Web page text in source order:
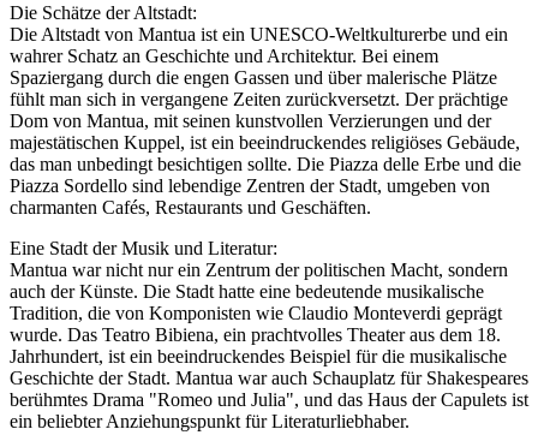
Die Schätze der Altstadt:
Die Altstadt von Mantua ist ein UNESCO-Weltkulturerbe und ein
wahrer Schatz an Geschichte und Architektur. Bei einem
Spaziergang durch die engen Gassen und über malerische Plätze
fühlt man sich in vergangene Zeiten zurückversetzt. Der prächtige
Dom von Mantua, mit seinen kunstvollen Verzierungen und der
majestätischen Kuppel, ist ein beeindruckendes religiöses Gebäude,
das man unbedingt besichtigen sollte. Die Piazza delle Erbe und die
Piazza Sordello sind lebendige Zentren der Stadt, umgeben von
charmanten Cafés, Restaurants und Geschäften.
Eine Stadt der Musik und Literatur:
Mantua war nicht nur ein Zentrum der politischen Macht, sondern
auch der Künste. Die Stadt hatte eine bedeutende musikalische
Tradition, die von Komponisten wie Claudio Monteverdi geprägt
wurde. Das Teatro Bibiena, ein prachtvolles Theater aus dem 18.
Jahrhundert, ist ein beeindruckendes Beispiel für die musikalische
Geschichte der Stadt. Mantua war auch Schauplatz für Shakespeares
berühmtes Drama "Romeo und Julia", und das Haus der Capulets ist
ein beliebter Anziehungspunkt für Literaturliebhaber.